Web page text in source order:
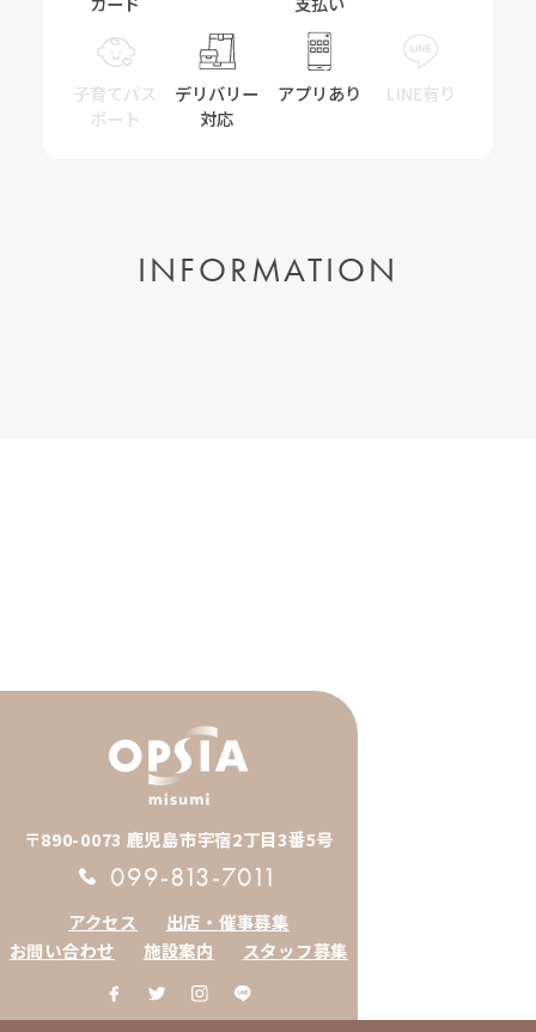
子育てパス
ポート
デリバリー
対応
アプリあり LINE有り
INFORMATION
〒890-0073 鹿児島市宇宿2丁目3番5号
099-813-7011
アクセス
出店・催事募集
お問い合わせ
施設案内 スタッフ募集